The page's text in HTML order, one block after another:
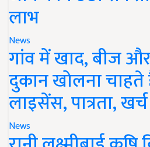
लाभ
News
गांव में खाद, बीज
दुकान खोलना चाहते
लाइसेंस, पात्रता,
News